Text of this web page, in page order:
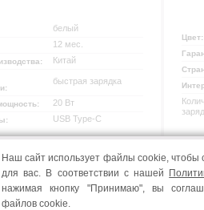
белый
12 мес.
Китай
быстрая зарядка
20 Вт
USB Type-C
сегодня
завтра
Цвет:
Наш сайт использует файлы cookie, чтобы
для вас. В соответствии с нашей
нажимая кнопку "Принимаю", вы
файлов cookie.